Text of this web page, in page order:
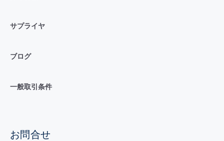
サプライヤ
ブログ
一般取引条件
お問合せ